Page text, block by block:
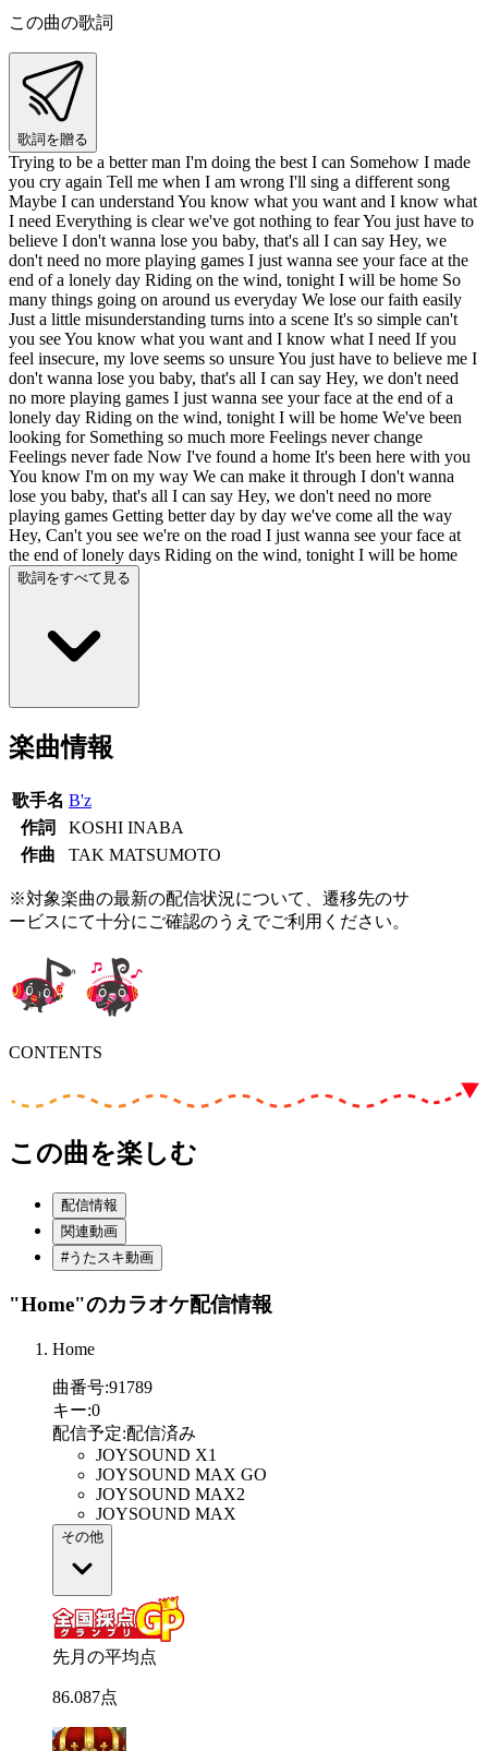
この曲の歌詞
歌詞を贈る
Trying to be a better man I'm doing the best I can Somehow I made
you cry again Tell me when I am wrong I'll sing a different song
Maybe I can understand You know what you want and I know what
I need Everything is clear we've got nothing to fear You just have to
believe I don't wanna lose you baby, that's all I can say Hey, we
don't need no more playing games I just wanna see your face at the
end of a lonely day Riding on the wind, tonight I will be home So
many things going on around us everyday We lose our faith easily
Just a little misunderstanding turns into a scene It's so simple can't
you see You know what you want and I know what I need If you
feel insecure, my love seems so unsure You just have to believe me I
don't wanna lose you baby, that's all I can say Hey, we don't need
no more playing games I just wanna see your face at the end of a
lonely day Riding on the wind, tonight I will be home We've been
looking for Something so much more Feelings never change
Feelings never fade Now I've found a home It's been here with you
You know I'm on my way We can make it through I don't wanna
lose you baby, that's all I can say Hey, we don't need no more
playing games Getting better day by day we've come all the way
Hey, Can't you see we're on the road I just wanna see your face at
the end of lonely days Riding on the wind, tonight I will be home
歌詞をすべて見る
楽曲情報
歌手名 B'z
作詞
KOSHI INABA
作曲
TAK MATSUMOTO
※対象楽曲の最新の配信状況について、遷移先のサ
ービスにて十分にご確認のうえでご利用ください。
CONTENTS
この曲を楽しむ
配信情報
関連動画
#うたスキ動画
"Home"のカラオケ配信情報
Home
曲番号:91789
キー:0
配信予定:配信済み
JOYSOUND X1
JOYSOUND MAX GO
JOYSOUND MAX2
JOYSOUND MAX
その他
先月の平均点
86.087点